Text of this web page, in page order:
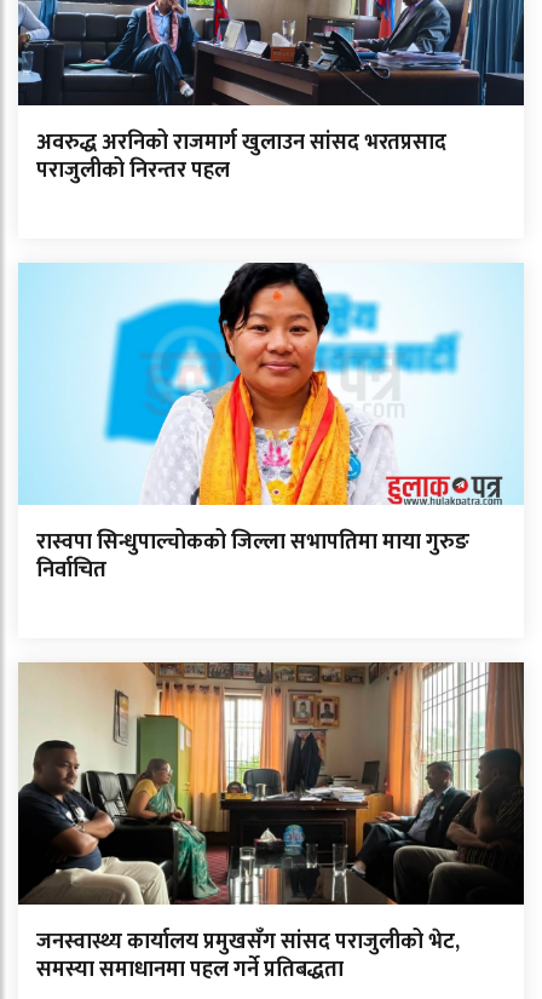
अवरुद्ध अरनिको राजमार्ग खुलाउन सांसद भरतप्रसाद
पराजुलीको निरन्तर पहल
रास्वपा सिन्धुपाल्चोकको जिल्ला सभापतिमा माया गुरुङ
निर्वाचित
जनस्वास्थ्य कार्यालय प्रमुखसँग सांसद पराजुलीको भेट,
समस्या समाधानमा पहल गर्ने प्रतिबद्धता